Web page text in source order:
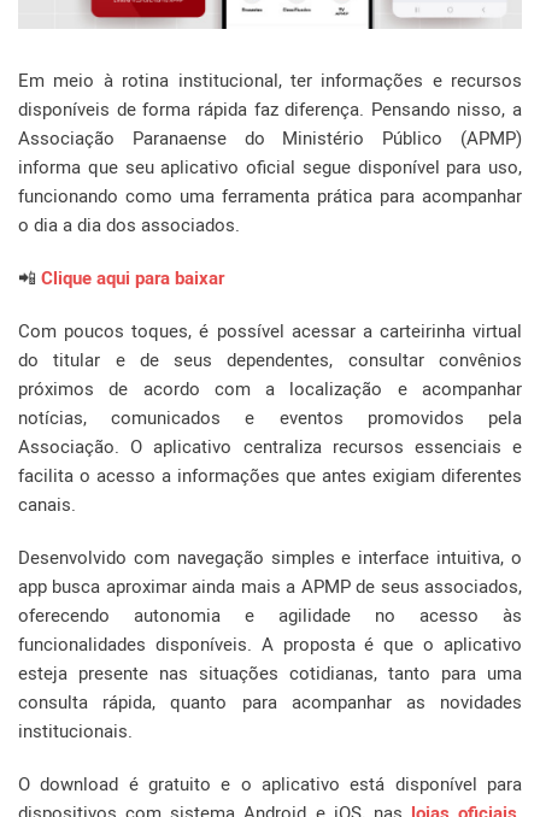
Em meio à rotina institucional, ter informações e recursos
disponíveis de forma rápida faz diferença. Pensando nisso, a
Associação Paranaense do Ministério Público (APMP)
informa que seu aplicativo oficial segue disponível para uso,
funcionando como uma ferramenta prática para acompanhar
o dia a dia dos associados.
📲 Clique aqui para baixar
Com poucos toques, é possível acessar a carteirinha virtual
do titular e de seus dependentes, consultar convênios
próximos de acordo com a localização e acompanhar
notícias, comunicados e eventos promovidos pela
Associação. O aplicativo centraliza recursos essenciais e
facilita o acesso a informações que antes exigiam diferentes
canais.
Desenvolvido com navegação simples e interface intuitiva, o
app busca aproximar ainda mais a APMP de seus associados,
oferecendo autonomia e agilidade no acesso às
funcionalidades disponíveis. A proposta é que o aplicativo
esteja presente nas situações cotidianas, tanto para uma
consulta rápida, quanto para acompanhar as novidades
institucionais.
O download é gratuito e o aplicativo está disponível para